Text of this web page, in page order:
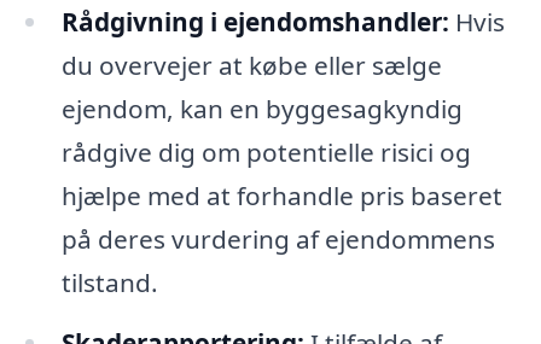
Rådgivning i ejendomshandler: Hvis
du overvejer at købe eller sælge
ejendom, kan en byggesagkyndig
rådgive dig om potentielle risici og
hjælpe med at forhandle pris baseret
på deres vurdering af ejendommens
tilstand.